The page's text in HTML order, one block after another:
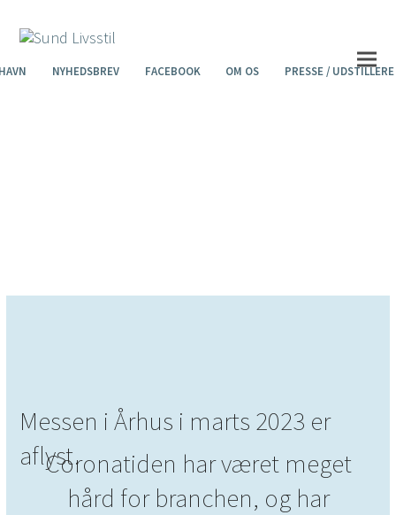
NYHEDSBREV FACEBOOK OM OS PRESSE / UDSTILLERE
Messen i Århus i marts 2023 er
aflyst.
Coronatiden har været meget
hård for branchen, og har